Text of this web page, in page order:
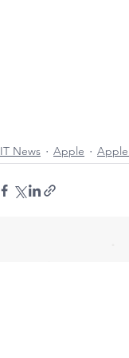
IT News Apple